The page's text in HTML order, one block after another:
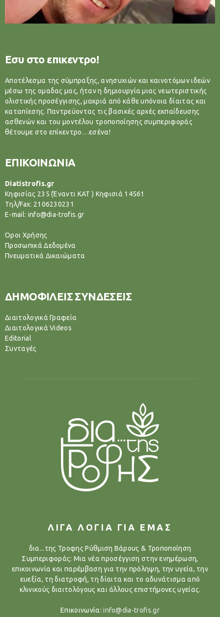
Εσυ στο επικεντρο!
Αποτέλεσμα της σύμπραξης, ανησυχιών και καινοτόμων ιδεών
μέσω της ομαδας μας, ήταν η δημιουργία μιας νεωτεριστικής
ολιστικής προσέγγισης, μακριά από κάθε υπόνοια δίαιτας και
καταπίεσης. Παντρεύοντας τις βασικές αρχές εκπαίδευσης
ασθενών και του μοντέλου τροποποίησης συμπεριφοράς
θέτουμε στο επίκεντρο…εσένα!
ΕΠΙΚΟΙΝΩΝΙΑ
Diatistrofis.gr
Κηφισίας 235 (Έναντι ΚΑΤ ) Κηφισιά 14561
Tηλ/Fax: 2106230231
E-mail: info@dia-trofis.gr
Όροι Χρήσης
Προσωπικά Δεδομένα
Πνευματικά Δικαιώματα
ΔΗΜΟΦΙΛΕΙΣ ΣΥΝΔΕΣΕΙΣ
Διαιτολογικά Γραφεία
Διαιτολογικά Videos
Editorial
Συνταγές
ΛΙΓΑ ΛΟΓΙΑ ΓΙΑ ΕΜΑΣ
δια...της Τροφης Ρύθμιση Βάρους & Τροποποίηση
Συμπεριφοράς: Μια νέα προσέγγιση στην ενημέρωση,
επικοινωνία και παρέμβαση για την πρόληψη, την υγεία, την
ευεξία, τη διατροφή, τη δίαιτα και το αδυνάτισμα από
κλινικούς διαιτολόγους και άλλους επιστήμονες υγείας.
Επικοινωνία:info@dia-trofis.gr